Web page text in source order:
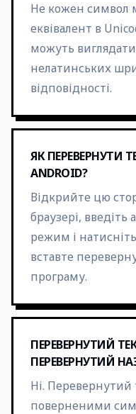
Не кожен символ
еквівалент в
можуть
нелатинських
відповідності.
ЯК ПЕРЕВЕРНУТИ
ANDROID?
Відкрийте цю
браузері, введіть
режим і
вставте
програму.
ПЕРЕВЕРНУТИЙ
ПЕРЕВЕРНУТИЙ
Ні. Перевернутий
поверненими